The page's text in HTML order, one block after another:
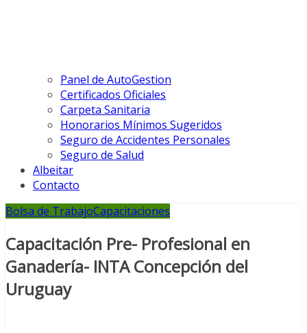
Panel de AutoGestion
Certificados Oficiales
Carpeta Sanitaria
Honorarios Mínimos Sugeridos
Seguro de Accidentes Personales
Seguro de Salud
Albeitar
Contacto
Bolsa de TrabajoCapacitaciones
Capacitación Pre- Profesional en
Ganadería- INTA Concepción del
Uruguay